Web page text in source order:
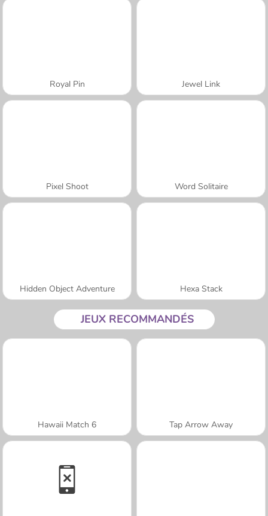
Royal Pin Jewel Link
Pixel Shoot Word Solitaire
Hidden Object Adventure Hexa Stack
JEUX RECOMMANDÉS
Hawaii Match 6 Tap Arrow Away